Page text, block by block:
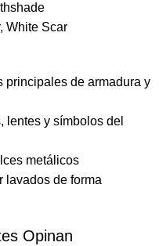
White Scar
principales de armadura y
lentes y símbolos del
metálicos
lavados de forma
Opinan